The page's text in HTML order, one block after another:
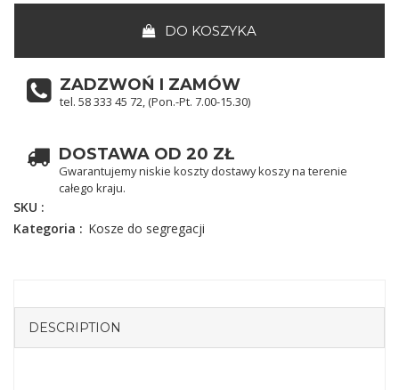
DO KOSZYKA
ZADZWOŃ I ZAMÓW
tel. 58 333 45 72, (Pon.-Pt. 7.00-15.30)
DOSTAWA OD 20 ZŁ
Gwarantujemy niskie koszty dostawy koszy na terenie
całego kraju.
SKU :
Kategoria : Kosze do segregacji
DESCRIPTION